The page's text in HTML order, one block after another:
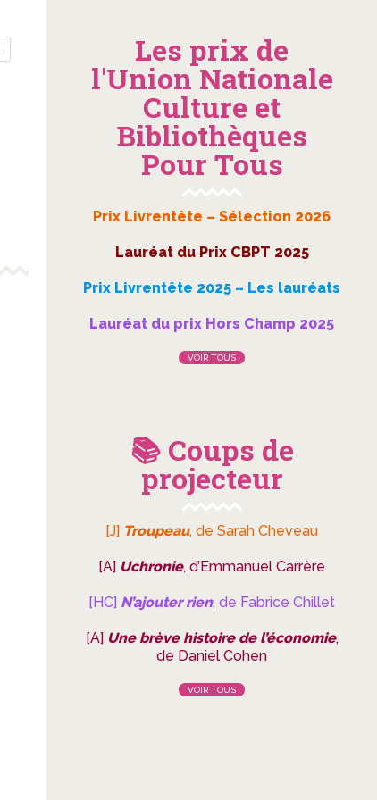
Les prix de
l'Union Nationale
Culture et
Bibliothèques
Pour Tous
Prix Livrentête – Sélection 2026
Lauréat du Prix CBPT 2025
Prix Livrentête 2025 – Les lauréats
Lauréat du prix Hors Champ 2025
VOIR TOUS
📚 Coups de
projecteur
[J] Troupeau, de Sarah Cheveau
[A] Uchronie, d’Emmanuel Carrère
[HC] N’ajouter rien, de Fabrice Chillet
[A] Une brève histoire de l’économie,
de Daniel Cohen
VOIR TOUS